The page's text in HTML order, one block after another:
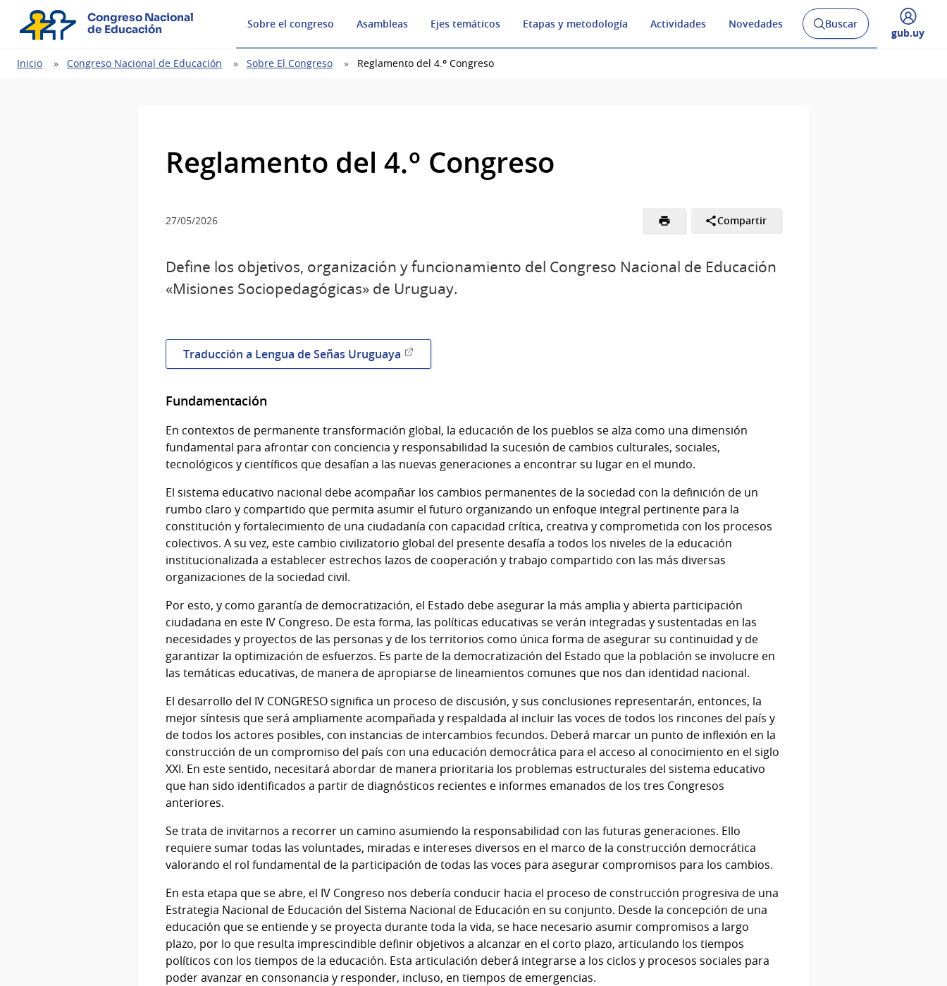
Congreso Nacional
de Educación
Sobre el congreso Asambleas Ejes temáticos Etapas y metodología Actividades Novedades
Abrir
buscador
Buscar
Desplegar
gub.uy
Ruta
Inicio Congreso Nacional de Educación Sobre El Congreso Reglamento del 4.º Congreso
Reglamento del 4.º Congreso
27/05/2026 Compartir
Define los objetivos, organización y funcionamiento del Congreso Nacional de Educación
«Misiones Sociopedagógicas» de Uruguay.
Traducción a Lengua de Señas Uruguaya
Fundamentación
En contextos de permanente transformación global, la educación de los pueblos se alza como una dimensión
fundamental para afrontar con conciencia y responsabilidad la sucesión de cambios culturales, sociales,
tecnológicos y científicos que desafían a las nuevas generaciones a encontrar su lugar en el mundo.
El sistema educativo nacional debe acompañar los cambios permanentes de la sociedad con la definición de un
rumbo claro y compartido que permita asumir el futuro organizando un enfoque integral pertinente para la
constitución y fortalecimiento de una ciudadanía con capacidad crítica, creativa y comprometida con los procesos
colectivos. A su vez, este cambio civilizatorio global del presente desafía a todos los niveles de la educación
institucionalizada a establecer estrechos lazos de cooperación y trabajo compartido con las más diversas
organizaciones de la sociedad civil.
Por esto, y como garantía de democratización, el Estado debe asegurar la más amplia y abierta participación
ciudadana en este IV Congreso. De esta forma, las políticas educativas se verán integradas y sustentadas en las
necesidades y proyectos de las personas y de los territorios como única forma de asegurar su continuidad y de
garantizar la optimización de esfuerzos. Es parte de la democratización del Estado que la población se involucre en
las temáticas educativas, de manera de apropiarse de lineamientos comunes que nos dan identidad nacional.
El desarrollo del IV CONGRESO significa un proceso de discusión, y sus conclusiones representarán, entonces, la
mejor síntesis que será ampliamente acompañada y respaldada al incluir las voces de todos los rincones del país y
de todos los actores posibles, con instancias de intercambios fecundos. Deberá marcar un punto de inflexión en la
construcción de un compromiso del país con una educación democrática para el acceso al conocimiento en el siglo
XXI. En este sentido, necesitará abordar de manera prioritaria los problemas estructurales del sistema educativo
que han sido identificados a partir de diagnósticos recientes e informes emanados de los tres Congresos
anteriores.
Se trata de invitarnos a recorrer un camino asumiendo la responsabilidad con las futuras generaciones. Ello
requiere sumar todas las voluntades, miradas e intereses diversos en el marco de la construcción democrática
valorando el rol fundamental de la participación de todas las voces para asegurar compromisos para los cambios.
En esta etapa que se abre, el IV Congreso nos debería conducir hacia el proceso de construcción progresiva de una
Estrategia Nacional de Educación del Sistema Nacional de Educación en su conjunto. Desde la concepción de una
educación que se entiende y se proyecta durante toda la vida, se hace necesario asumir compromisos a largo
plazo, por lo que resulta imprescindible definir objetivos a alcanzar en el corto plazo, articulando los tiempos
políticos con los tiempos de la educación. Esta articulación deberá integrarse a los ciclos y procesos sociales para
poder avanzar en consonancia y responder, incluso, en tiempos de emergencias.